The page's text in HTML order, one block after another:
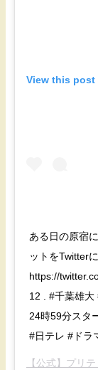
View this post
ある日の‪原宿
ットをTwitter
https://
12 . ‪#千葉雄大‬
24時59分スタ
#日テレ #ドラ
【公式】プリ